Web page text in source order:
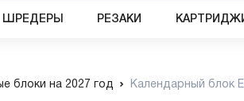
ШРЕДЕРЫ РЕЗАКИ
блоки на 2027 год Календарный блок